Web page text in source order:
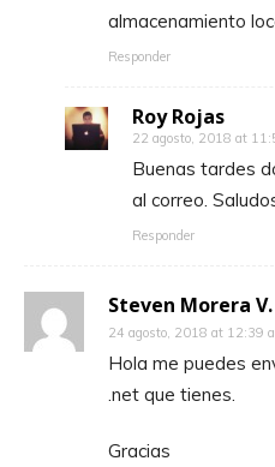
almacenamiento
Responder
Roy Rojas
22 agosto, 2018 at
Buenas tardes
al correo.
Responder
Steven Morera V.
24 agosto, 2018 at 12:39
Hola me puedes
.net que tienes.
Gracias